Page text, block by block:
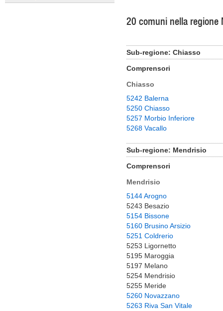
20 comuni nella
Sub-regione: Chiasso
Comprensori
Chiasso
5242 Balerna
5250 Chiasso
5257 Morbio Inferiore
5268 Vacallo
Sub-regione: Mendrisio
Comprensori
Mendrisio
5144 Arogno
5243 Besazio
5154 Bissone
5160 Brusino Arsizio
5251 Coldrerio
5253 Ligornetto
5195 Maroggia
5197 Melano
5254 Mendrisio
5255 Meride
5260 Novazzano
5263 Riva San Vitale